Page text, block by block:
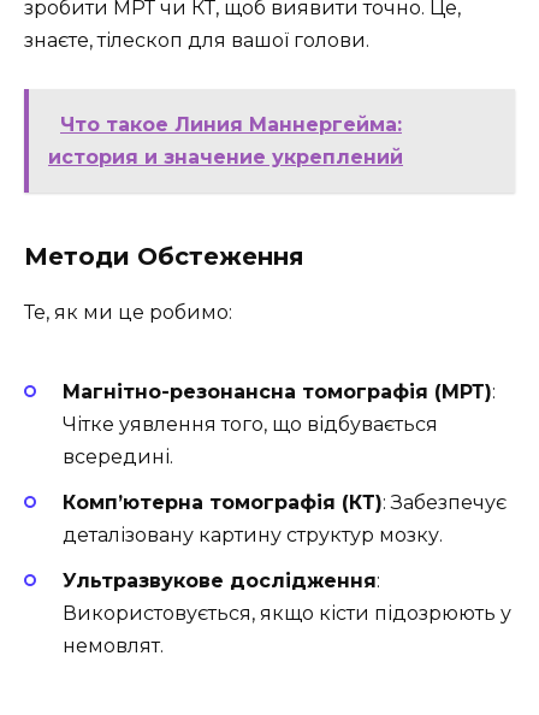
зробити МРТ чи КТ, щоб виявити точно. Це,
знаєте, тілескоп для вашої голови.
Что такое Линия Маннергейма:
история и значение укреплений
Методи Обстеження
Те, як ми це робимо:
Магнітно-резонансна томографія (МРТ):
Чітке уявлення того, що відбувається
всередині.
Комп’ютерна томографія (КТ): Забезпечує
деталізовану картину структур мозку.
Ультразвукове дослідження:
Використовується, якщо кісти підозрюють у
немовлят.